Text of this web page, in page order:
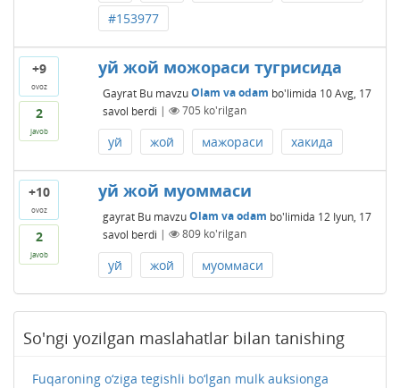
#153977
+9
ovoz
2
javob
уй жой можораси тугрисида
Gayrat Bu mavzuOlam va odam bo'limida 10 Avg, 17
savol berdi | 705 ko'rilgan
уй жой мажораси хакида
+10
ovoz
2
javob
уй жой муоммаси
gayrat Bu mavzuOlam va odam bo'limida 12 Iyun, 17
savol berdi | 809ko'rilgan
уй жой муоммаси
So'ngi yozilgan maslahatlar bilan tanishing
Fuqaroning o‘ziga tegishli bo‘lgan mulk auksionga